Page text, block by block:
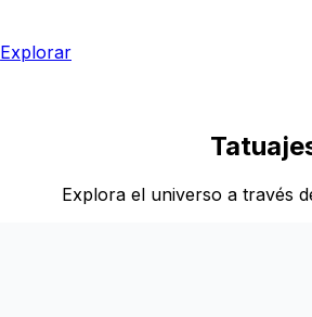
Explorar
Explora el universo a través